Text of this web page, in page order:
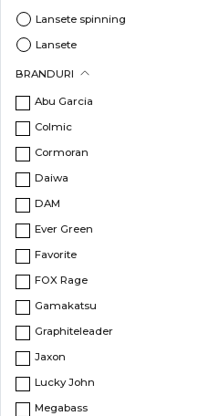
Lansete spinning
Lansete
BRANDURI
Abu Garcia
Colmic
Cormoran
Daiwa
DAM
Ever Green
Favorite
FOX Rage
Gamakatsu
Graphiteleader
Jaxon
Lucky John
Megabass